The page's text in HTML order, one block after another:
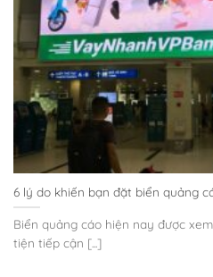
6 lý do khiến bạn đặt biển quảng
Biển quảng cáo hiện nay được
tiện tiếp cận [...]